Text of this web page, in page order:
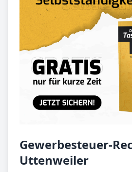
Gewerbesteuer-
Uttenweiler